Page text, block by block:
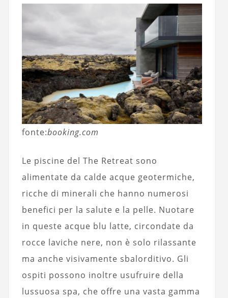
fonte:booking.com
Le piscine del The Retreat sono
alimentate da calde acque geotermiche,
ricche di minerali che hanno numerosi
benefici per la salute e la pelle. Nuotare
in queste acque blu latte, circondate da
rocce laviche nere, non è solo rilassante
ma anche visivamente sbalorditivo. Gli
ospiti possono inoltre usufruire della
lussuosa spa, che offre una vasta gamma